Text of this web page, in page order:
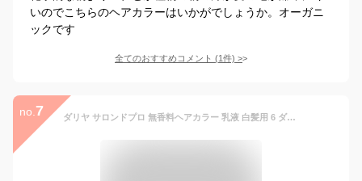
いのでこちらのヘアカラーはいかがでしょうか。オーガニ
ックです
全てのおすすめコメント (1件) >
no. 7 ダリヤ サロンドプロ 無香料ヘアカラー 乳液 白髪用 6 ダークブラウン | 無香料 ヘアカラー 市販 ヘアカラー セルフ 白髪 乳液 色持ち 泡 ヘアカラー 自宅 ヘアカラー セルフ 簡単 時短 市販 セルフカラー ヘアカラーキット 白髪染め